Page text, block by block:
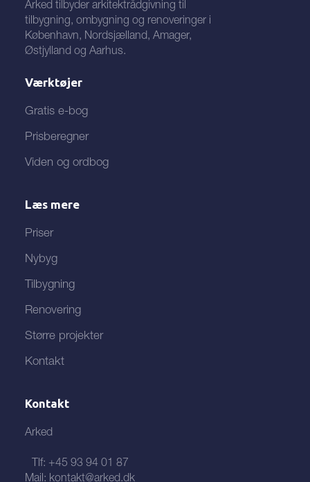
Arked tilbyder arkitektrådgivning til
tilbygning, ombygning og renoveringer i
København, Nordsjælland, Amager,
Østjylland og Aarhus.
Værktøjer
Gratis e-bog
Prisberegner
Viden og ordbog
Læs mere
Priser
Nybyg
Tilbygning
Renovering
Større projekter
Kontakt
Kontakt
Arked
Tlf: +45 93 94 01 87
Mail: kontakt@arked.dk